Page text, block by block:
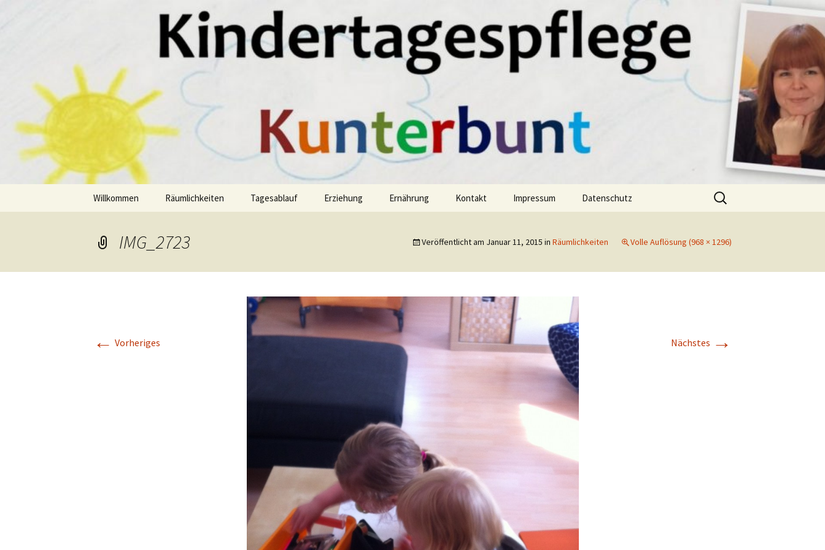
Kindertagespflege Kunterbunt
Kleinkinderbetreuung von 1-3 Jahren
Willkommen Räumlichkeiten Tagesablauf Erziehung Ernährung Kontakt Impressum Datenschutz
Suchen
nach:
IMG_2723 Veröffentlicht am Januar 11, 2015 in Räumlichkeiten Volle Auflösung (968 × 1296)
← Vorheriges Nächstes →